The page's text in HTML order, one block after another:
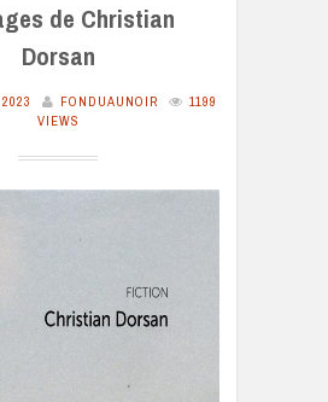
de Christian
Dorsan
FONDUAUNOIR
1199
VIEWS